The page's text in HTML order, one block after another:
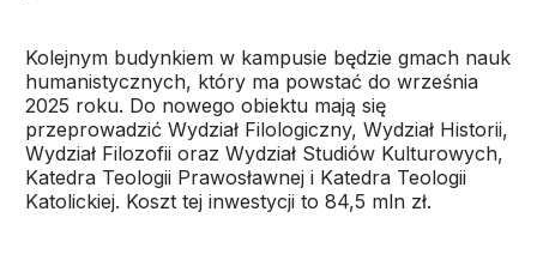
Kolejnym budynkiem w kampusie będzie gmach nauk
humanistycznych, który ma powstać do września
2025 roku. Do nowego obiektu mają się
przeprowadzić Wydział Filologiczny, Wydział Historii,
Wydział Filozofii oraz Wydział Studiów Kulturowych,
Katedra Teologii Prawosławnej i Katedra Teologii
Katolickiej. Koszt tej inwestycji to 84,5 mln zł.